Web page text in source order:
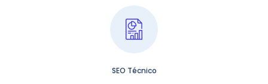
SEO Técnico